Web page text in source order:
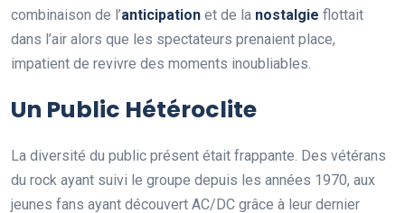
combinaison de l’anticipation et de la nostalgie flottait
dans l’air alors que les spectateurs prenaient place,
impatient de revivre des moments inoubliables.
Un Public Hétéroclite
La diversité du public présent était frappante. Des vétérans
du rock ayant suivi le groupe depuis les années 1970, aux
jeunes fans ayant découvert AC/DC grâce à leur dernier